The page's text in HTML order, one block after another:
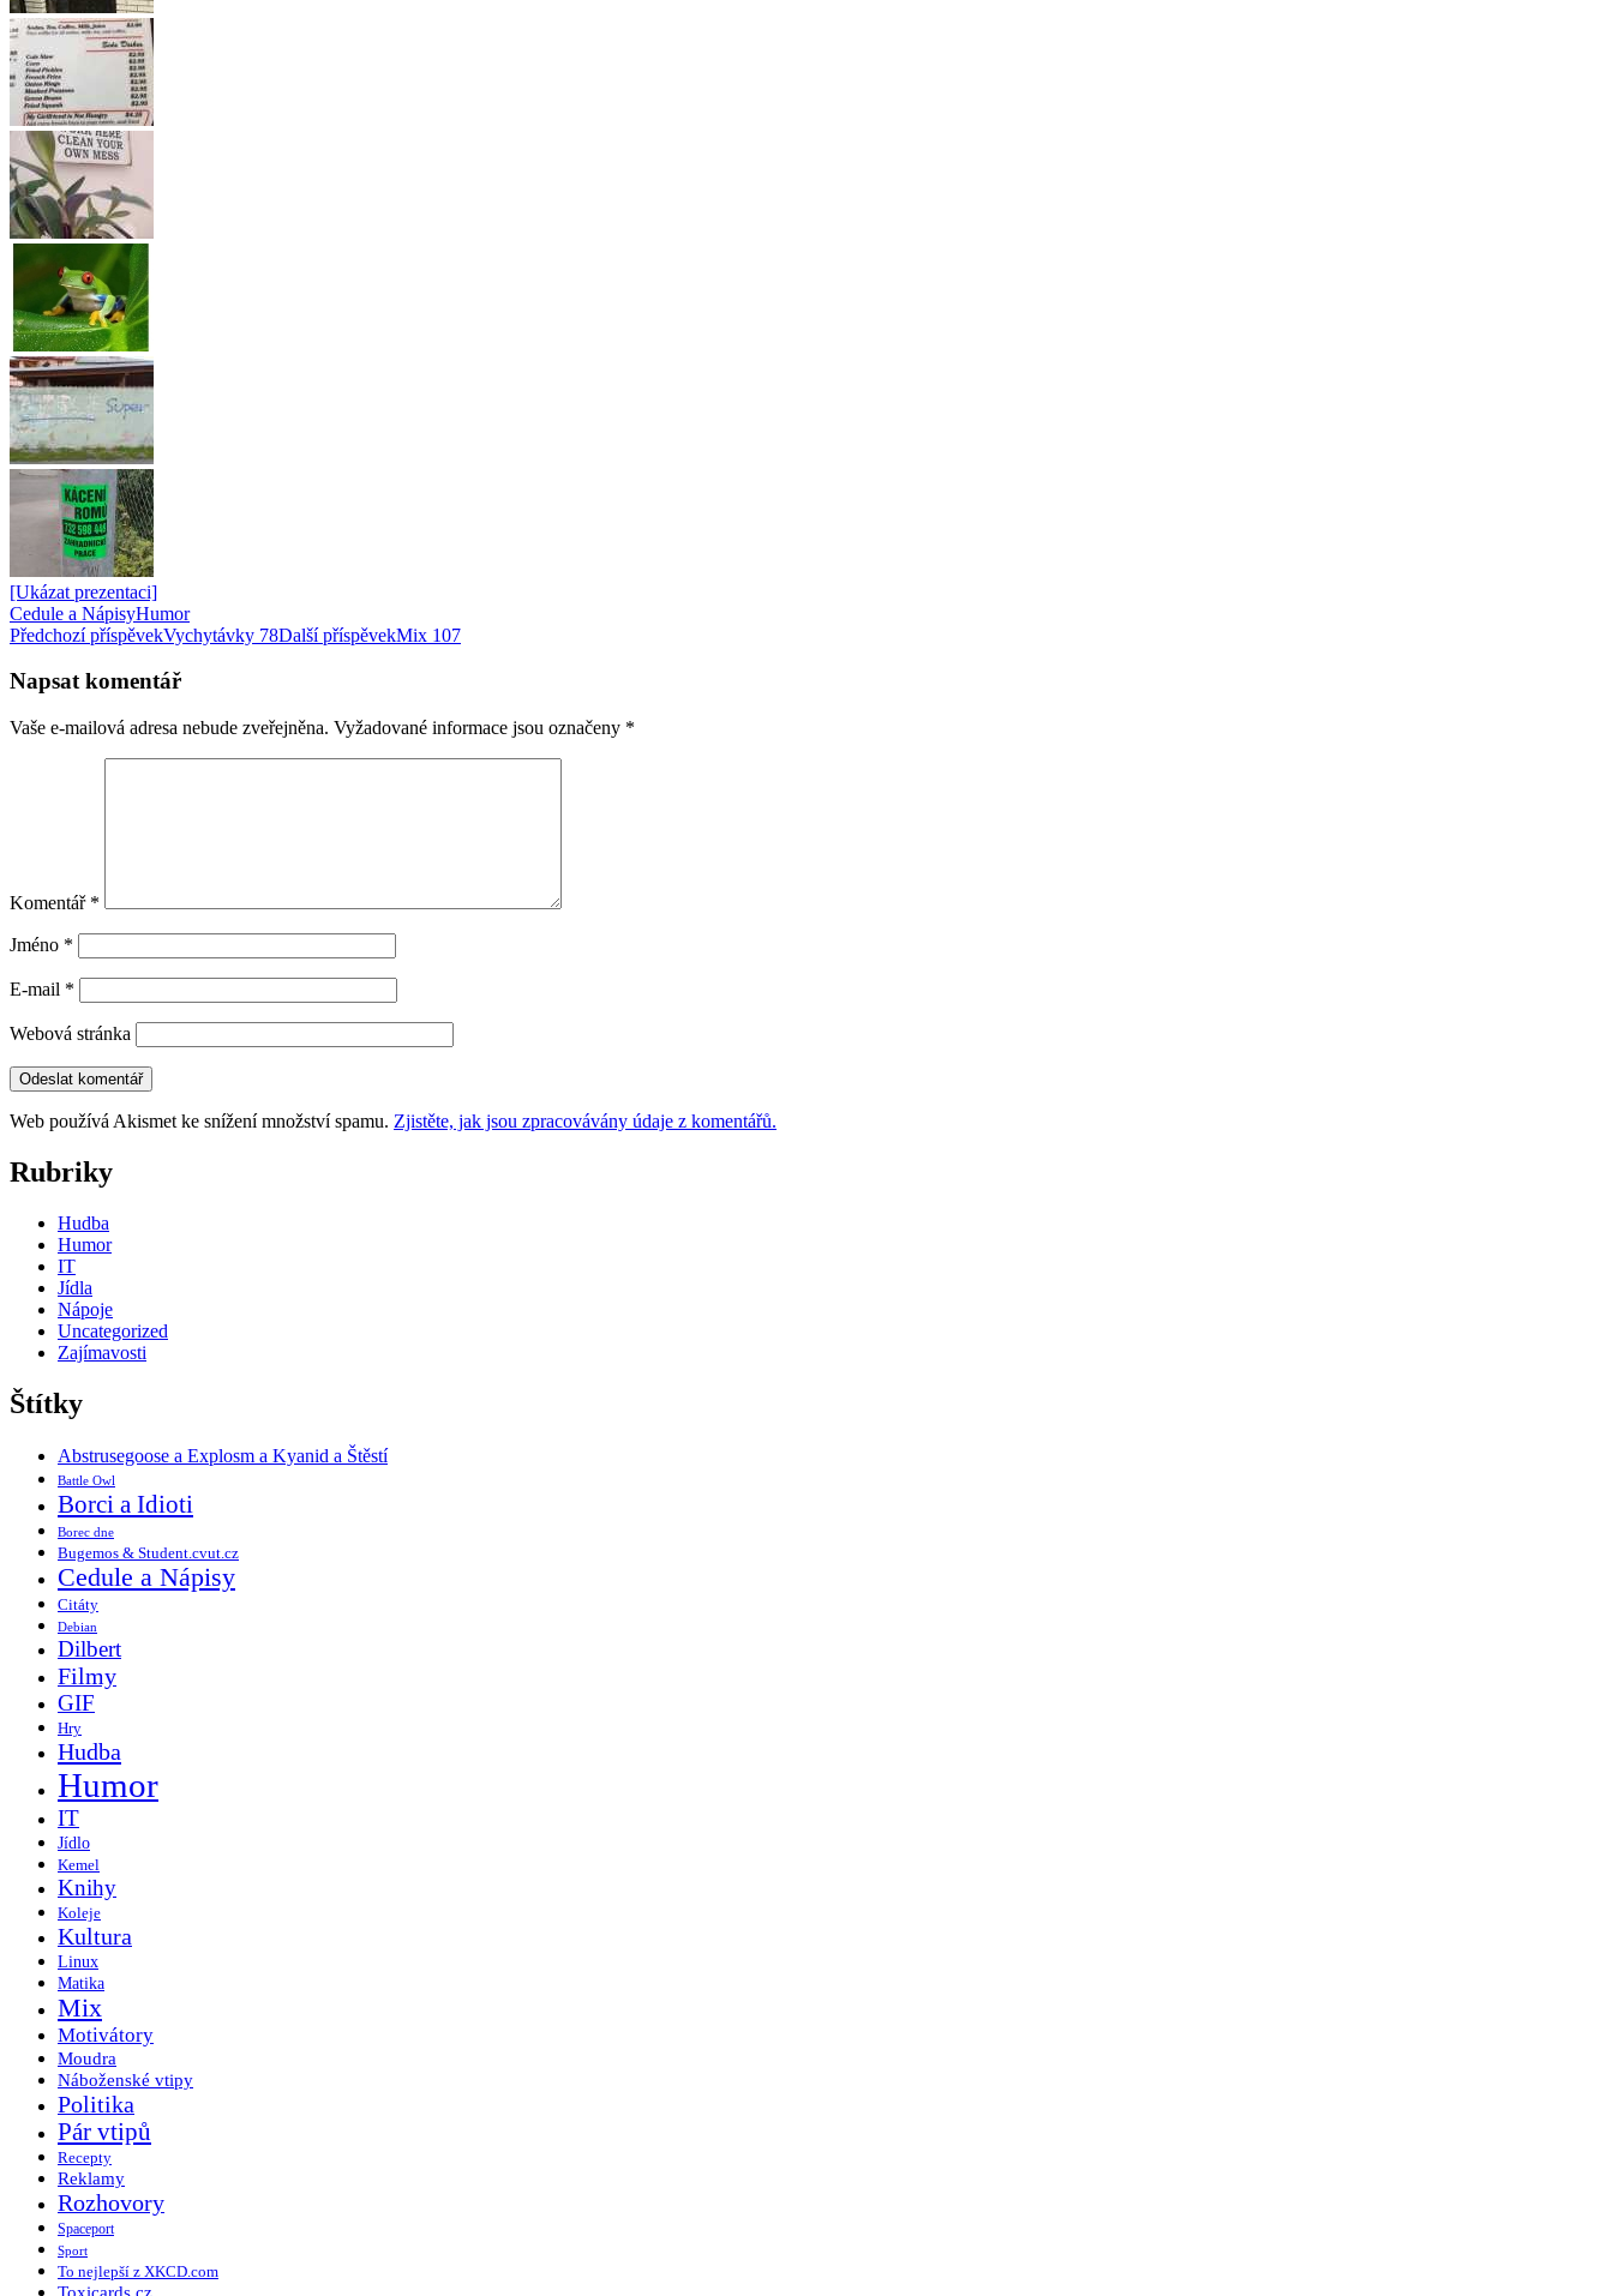
[Ukázat prezentaci]
Cedule a NápisyHumor
Navigace
pro
příspěvky
Předchozí příspěvekVychytávky 78Další příspěvekMix 107
Napsat komentář
Vaše e-mailová adresa nebude zveřejněna. Vyžadované informace jsou označeny *
Komentář *
Jméno *
E-mail *
Webová stránka
Web používá Akismet ke snížení množství spamu. Zjistěte, jak jsou zpracovávány údaje z komentářů.
Rubriky
Hudba
Humor
IT
Jídla
Nápoje
Uncategorized
Zajímavosti
Štítky
Abstrusegoose a Explosm a Kyanid a Štěstí
Battle Owl
Borci a Idioti
Borec dne
Bugemos & Student.cvut.cz
Cedule a Nápisy
Citáty
Debian
Dilbert
Filmy
GIF
Hry
Hudba
Humor
IT
Jídlo
Kemel
Knihy
Koleje
Kultura
Linux
Matika
Mix
Motivátory
Moudra
Náboženské vtipy
Politika
Pár vtipů
Recepty
Reklamy
Rozhovory
Spaceport
Sport
To nejlepší z XKCD.com
Toxicards.cz